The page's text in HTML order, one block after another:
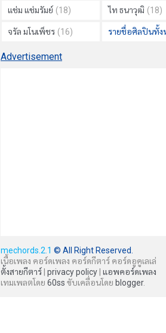
แช่ม แช่มรัมย์ (18) ไท ธนาวุฒิ (18)
จรัล มโนเพ็ชร (16) รายชื่อศิลปินทั้ง
Advertisement
mechords.2.1 © All Right Reserved.
เนื้อเพลง คอร์ดเพลง คอร์ดกีตาร์ คอร์ดอูคูเลเล่
ตั้งสายกีตาร์ privacy policy แอพคอร์ดเพลง
เทมเพลตโดย 60ss ขับเคลื่อนโดย blogger.